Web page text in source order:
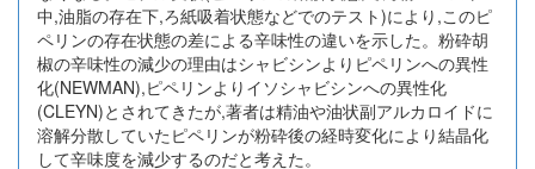
中,油脂の存在下,ろ紙吸着状態などでのテスト)により,このピ
ペリンの存在状態の差による辛味性の違いを示した。粉砕胡
椒の辛味性の減少の理由はシャビシンよりピペリンへの異性
化(NEWMAN),ピペリンよりイソシャビシンへの異性化
(CLEYN)とされてきたが,著者は精油や油状副アルカロイドに
溶解分散していたピペリンが粉砕後の経時変化により結晶化
して辛味度を減少するのだと考えた。